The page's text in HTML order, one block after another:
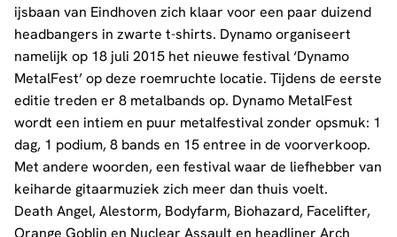
ijsbaan van Eindhoven zich klaar voor een paar duizend
headbangers in zwarte t-shirts. Dynamo organiseert
namelijk op 18 juli 2015 het nieuwe festival ‘Dynamo
MetalFest’ op deze roemruchte locatie. Tijdens de eerste
editie treden er 8 metalbands op. Dynamo MetalFest
wordt een intiem en puur metalfestival zonder opsmuk: 1
dag, 1 podium, 8 bands en 15 entree in de voorverkoop.
Met andere woorden, een festival waar de liefhebber van
keiharde gitaarmuziek zich meer dan thuis voelt.
Death Angel, Alestorm, Bodyfarm, Biohazard, Facelifter,
Orange Goblin en Nuclear Assault en headliner Arch